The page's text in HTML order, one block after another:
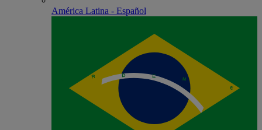
América Latina - Español